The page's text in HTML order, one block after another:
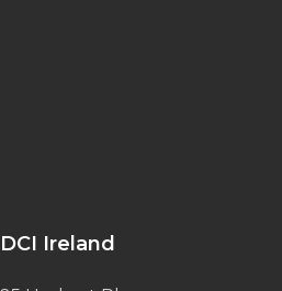
DCI Ireland